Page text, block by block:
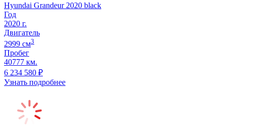
Hyundai Grandeur 2020 black
Год
2020 г.
Двигатель
2999 cм3
Пробег
40777 км.
6 234 580 ₽
Узнать подробнее